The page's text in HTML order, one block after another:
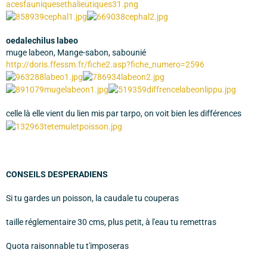
oedalechilus labeo
muge labeon, Mange-sabon, sabounié
http://doris.ffessm.fr/fiche2.asp?fiche_numero=2596
celle là elle vient du lien mis par tarpo, on voit bien les différences
CONSEILS DESPERADIENS
Si tu gardes un poisson, la caudale tu couperas
taille réglementaire 30 cms, plus petit, à l'eau tu remettras
Quota raisonnable tu t'imposeras